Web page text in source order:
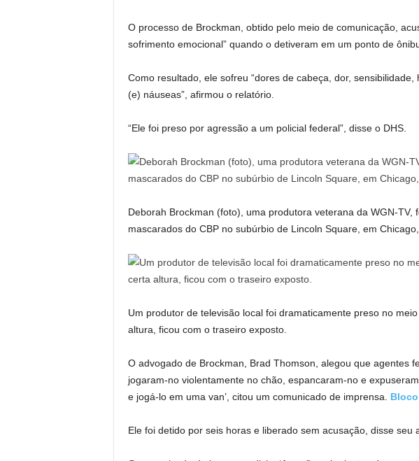
O processo de Brockman, obtido pelo meio de comunicação,
sofrimento emocional” quando o detiveram em um ponto de
Como resultado, ele sofreu “dores de cabeça, dor,
(e) náuseas”, afirmou o relatório.
“Ele foi preso por agressão a um policial federal”, disse o DHS.
Deborah Brockman (foto), uma produtora veterana da WGN-TV,
mascarados do CBP no subúrbio de Lincoln Square, em
Um produtor de televisão local foi dramaticamente preso no
altura, ficou com o traseiro exposto.
O advogado de Brockman, Brad Thomson, alegou que agentes
jogaram-no violentamente no chão, espancaram-no e
e jogá-lo em uma van’, citou um comunicado de imprensa.
Ele foi detido por seis horas e liberado sem acusação, disse seu